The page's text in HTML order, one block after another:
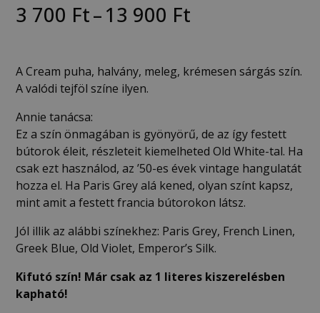
3 700 Ft–13 900 Ft
A Cream puha, halvány, meleg, krémesen sárgás szín.
A valódi tejföl színe ilyen.
Annie tanácsa:
Ez a szín önmagában is gyönyörű, de az így festett
bútorok éleit, részleteit kiemelheted Old White-tal. Ha
csak ezt használod, az ’50-es évek vintage hangulatát
hozza el. Ha Paris Grey alá kened, olyan színt kapsz,
mint amit a festett francia bútorokon látsz.
Jól illik az alábbi színekhez: Paris Grey, French Linen,
Greek Blue, Old Violet, Emperor’s Silk.
Kifutó szín! Már csak az 1 literes kiszerelésben
kapható!